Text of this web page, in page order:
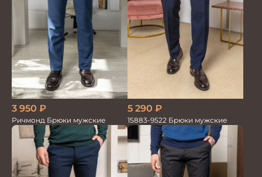
3 950 ₽
Ричмонд Брюки мужские
5 290 ₽
15883-9522 Брюки мужские